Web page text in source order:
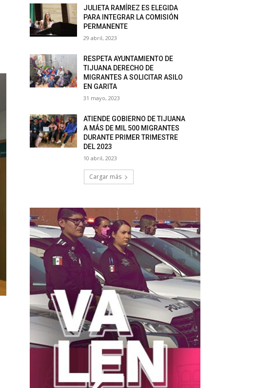
JULIETA RAMÍREZ ES ELEGIDA
PARA INTEGRAR LA COMISIÓN
PERMANENTE
29 abril, 2023
RESPETA AYUNTAMIENTO DE
TIJUANA DERECHO DE
MIGRANTES A SOLICITAR ASILO
EN GARITA
31 mayo, 2023
ATIENDE GOBIERNO DE TIJUANA
A MÁS DE MIL 500 MIGRANTES
DURANTE PRIMER TRIMESTRE
DEL 2023
10 abril, 2023
Cargar más